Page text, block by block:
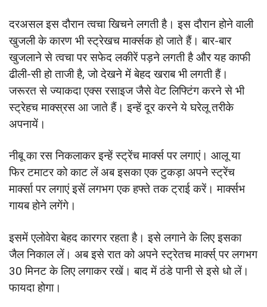
दरअसल इस दौरान त्वचा खिचने लगती है। इस दौरान होने वाली
खुजली के कारण भी स्ट्रेखच मार्क्सक हो जाते हैं। बार-बार
खुजलाने से त्वचा पर सफेद लकीरें पड़ने लगती है और यह काफी
ढीली-सी हो ताजी है, जो देखने में बेहद खराब भी लगती हैं।
जरूरत से ज्याकदा एक्स रसाइज जैसे वेट लिफ्टिंग करने से भी
स्ट्रेहच माक्स्रस आ जाते हैं। इन्हें दूर करने ये घरेलू तरीके
अपनायें।
नीबू का रस निकलाकर इन्हें स्ट्रेंच मार्क्स पर लगाएं। आलू या
फिर टमाटर को काट लें अब इसका एक टुकड़ा अपने स्ट्रेंच
मार्क्सा पर लगाएं इसें लगभग एक हफ्ते तक ट्राई करें। मार्क्सभ
गायब होने लगेंगे।
इसमें एलोवेरा बेहद कारगर रहता है। इसे लगाने के लिए इसका
जैल निकाल लें। अब इसे रात को अपने स्ट्रेतच मार्क्स् पर लगभग
30 मिनट के लिए लगाकर रखें। बाद में ठंडे पानी से इसे धो लें।
फायदा होगा।